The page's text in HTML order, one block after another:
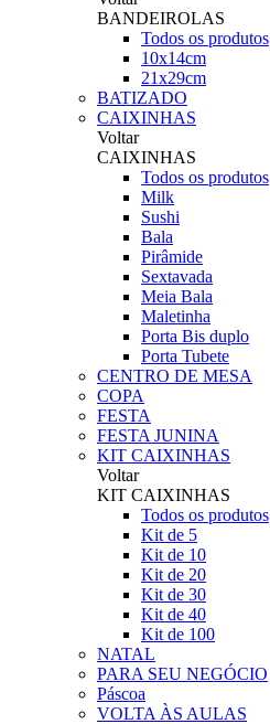
BANDEIROLAS
Todos os produtos
10x14cm
21x29cm
BATIZADO
CAIXINHAS
Voltar
CAIXINHAS
Todos os produtos
Milk
Sushi
Bala
Pirâmide
Sextavada
Meia Bala
Maletinha
Porta Bis duplo
Porta Tubete
CENTRO DE MESA
COPA
FESTA
FESTA JUNINA
KIT CAIXINHAS
Voltar
KIT CAIXINHAS
Todos os produtos
Kit de 5
Kit de 10
Kit de 20
Kit de 30
Kit de 40
Kit de 100
NATAL
PARA SEU NEGÓCIO
Páscoa
VOLTA ÀS AULAS